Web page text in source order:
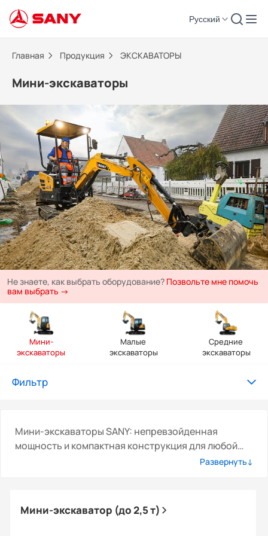
Русский
Мини-экскаваторы | ЭКСКАВАТОРЫ
Главная Продукция ЭКСКАВАТОРЫ
Мини-экскаваторы
Не знаете, как выбрать оборудование? Позвольте мне помочь
вам выбрать →
Мини-
экскаваторы
Малые
экскаваторы
Средние
экскаваторы
Фильтр
Мини-экскаваторы SANY: непревзойденная
мощность и компактная конструкция для любой
конструкции и прочной конструкции. Они
являются идеальным решением для любой
Развернуть↓
Мини-экскаватор (до 2,5 т)